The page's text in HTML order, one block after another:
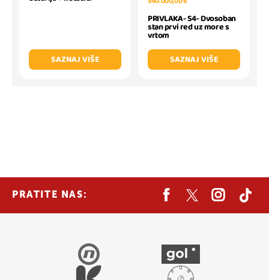
SAZNAJ VIŠE
PRIVLAKA- S4- Dvosoban
stan prvi red uz more s
vrtom
SAZNAJ VIŠE
PRATITE NAS: